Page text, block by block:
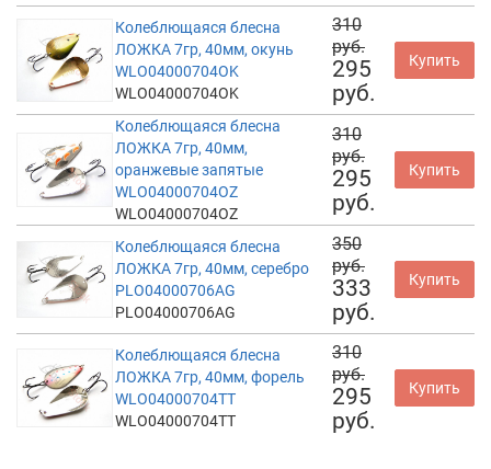
Колеблющаяся блесна
ЛОЖКА 7гр, 40мм, окунь
WLO04000704OK
WLO04000704OK
310
руб.
295
руб.
Купить
Колеблющаяся блесна
ЛОЖКА 7гр, 40мм,
оранжевые запятые
WLO04000704OZ
WLO04000704OZ
310
руб.
295
руб.
Купить
Колеблющаяся блесна
ЛОЖКА 7гр, 40мм, серебро
PLO04000706AG
PLO04000706AG
350
руб.
333
руб.
Купить
Колеблющаяся блесна
ЛОЖКА 7гр, 40мм, форель
WLO04000704TT
WLO04000704TT
310
руб.
295
руб.
Купить